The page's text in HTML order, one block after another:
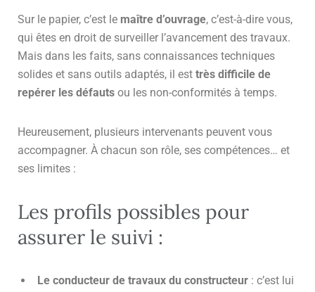
Sur le papier, c’est le maître d’ouvrage, c’est-à-dire vous,
qui êtes en droit de surveiller l’avancement des travaux.
Mais dans les faits, sans connaissances techniques
solides et sans outils adaptés, il est très difficile de
repérer les défauts ou les non-conformités à temps.
Heureusement, plusieurs intervenants peuvent vous
accompagner. À chacun son rôle, ses compétences… et
ses limites :
Les profils possibles pour
assurer le suivi :
Le conducteur de travaux du constructeur: c’est lui